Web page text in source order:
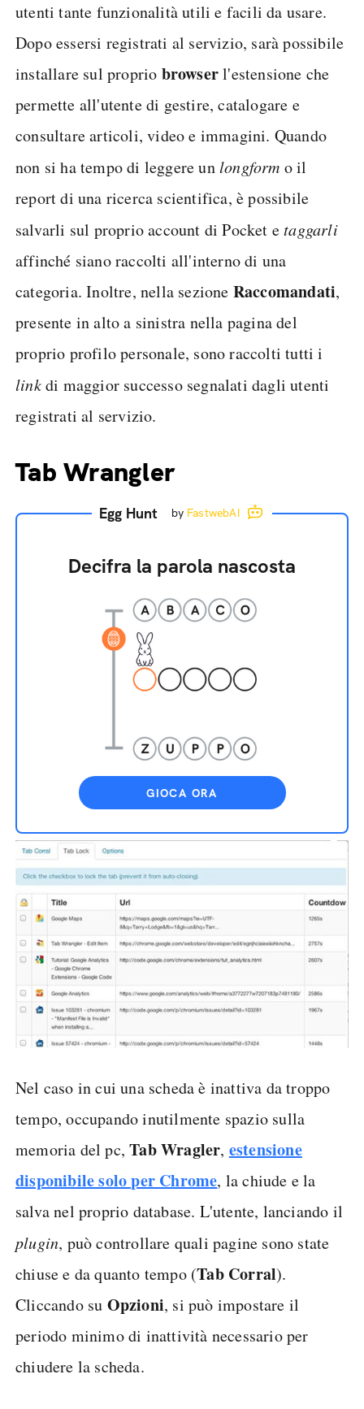
utenti tante funzionalità utili e facili da usare.
Dopo essersi registrati al servizio, sarà possibile
installare sul proprio browserl'estensione che
permette all'utente di gestire, catalogare e
consultare articoli, video e immagini. Quando
non si ha tempo di leggere unlongform o il
report di una ricerca scientifica, è possibile
salvarli sul proprio account di Pocket etaggarli
affinché siano raccolti all'interno di una
categoria. Inoltre, nella sezione Raccomandati,
presente in alto a sinistra nella pagina del
proprio profilo personale, sono raccolti tutti i
linkdi maggior successo segnalati dagli utenti
registrati al servizio.
Tab Wrangler
Egg Hunt by FastwebAI
Decifra la parola nascosta
GIOCA ORA
Nel caso in cui una scheda è inattiva da troppo
tempo, occupando inutilmente spazio sulla
memoria del pc,Tab Wragler, estensione
disponibile solo per Chrome, la chiude e la
salva nel proprio database. L'utente, lanciando il
plugin, può controllare quali pagine sono state
chiuse e da quanto tempo (Tab Corral).
Cliccando su Opzioni, si può impostare il
periodo minimo di inattività necessario per
chiudere la scheda.